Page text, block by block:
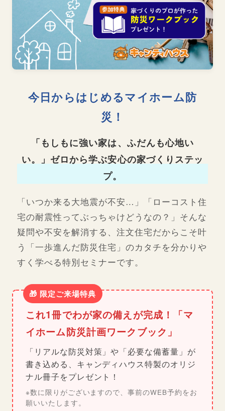
今日からはじめるマイホーム防
災！
「もしもに強い家は、ふだんも心地い
い。」ゼロから学ぶ安心の家づくりステッ
プ。
「いつか来る大地震が不安…」「ローコスト住
宅の耐震性ってぶっちゃけどうなの？」そんな
疑問や不安を解消する、注文住宅だからこそ叶
う「一歩進んだ防災住宅」のカタチを分かりや
すく学べる特別セミナーです。
🎁 限定ご来場特典
これ1冊でわが家の備えが完成！「マ
イホーム防災計画ワークブック」
「リアルな防災対策」や「必要な備蓄量」が
書き込める、キャンディハウス特製のオリジ
ナル冊子をプレゼント！
※数に限りがございますので、事前のWEB予約をお
願いいたします。